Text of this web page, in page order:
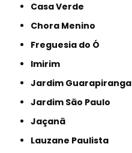
Casa Verde
Chora Menino
Freguesia do Ó
Imirim
Jardim Guarapiranga
Jardim São Paulo
Jaçanã
Lauzane Paulista